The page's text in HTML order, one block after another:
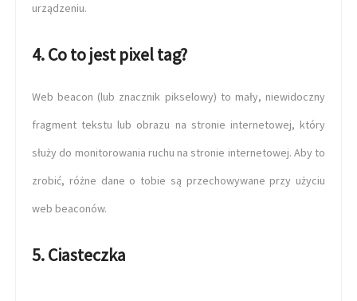
urządzeniu.
4. Co to jest pixel tag?
Web beacon (lub znacznik pikselowy) to mały, niewidoczny
fragment tekstu lub obrazu na stronie internetowej, który
służy do monitorowania ruchu na stronie internetowej. Aby to
zrobić, różne dane o tobie są przechowywane przy użyciu
web beaconów.
5. Ciasteczka